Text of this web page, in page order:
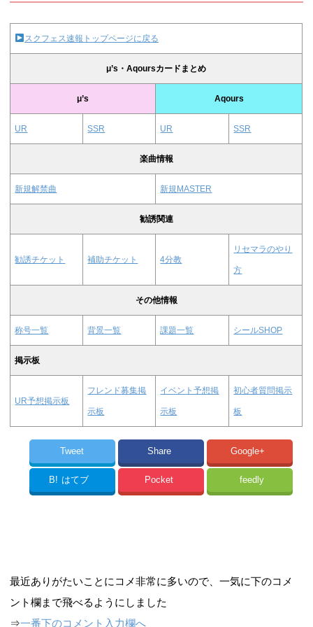
スクフェス速報トップページに戻る
μ’s・Aqoursカードまとめ
μ’s Aqours
UR SSR UR SSR
楽曲情報
新規解禁曲 新規MASTER
勧誘関連
勧誘チケット 補助チケット 4分教
リセマラのやり
方
その他情報
称号一覧 背景一覧 課題一覧 シールSHOP
掲示板
UR予想掲示板
フレンド募集掲
示板
イベント予想掲
示板
初心者質問掲示
板
Tweet Share Google+
B! はてブ Pocket feedly
最近ありがたいことにコメ非常に多いので、一気に下のコメ
ント欄まで飛べるようにしました
⇒一番下のコメント入力欄へ